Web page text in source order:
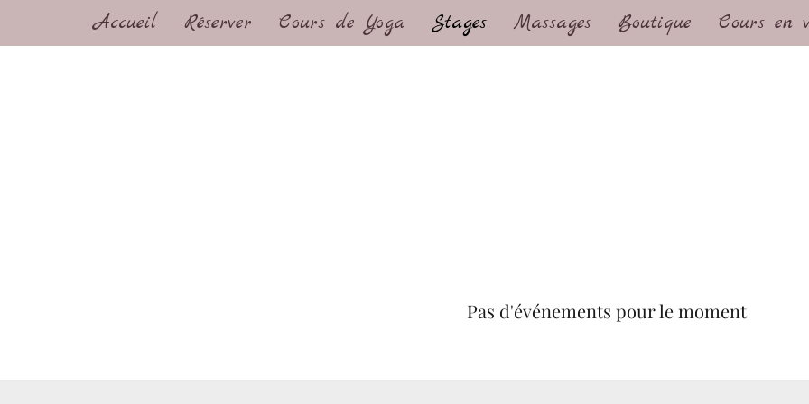
Accueil Réserver Cours de Yoga Stages Massages Boutique Cours en
Pas d'événements pour le moment